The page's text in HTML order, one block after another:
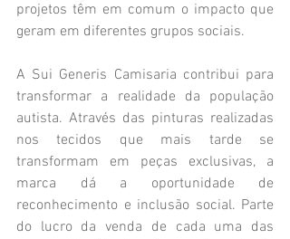
projetos têm em comum o impacto que
geram em diferentes grupos sociais.
A Sui Generis Camisaria contribui para
transformar a realidade da população
autista. Através das pinturas realizadas
nos tecidos que mais tarde se
transformam em peças exclusivas, a
marca dá a oportunidade de
reconhecimento e inclusão social. Parte
do lucro da venda de cada uma das